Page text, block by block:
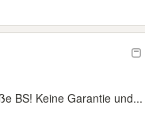
BS! Keine Garantie und...